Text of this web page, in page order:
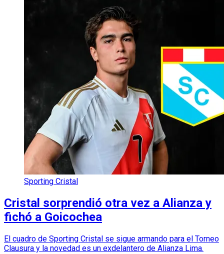
Sporting Cristal
Cristal sorprendió otra vez a Alianza y
fichó a Goicochea
El cuadro de Sporting Cristal se sigue armando para el Torneo
Clausura y la novedad es un exdelantero de Alianza Lima.